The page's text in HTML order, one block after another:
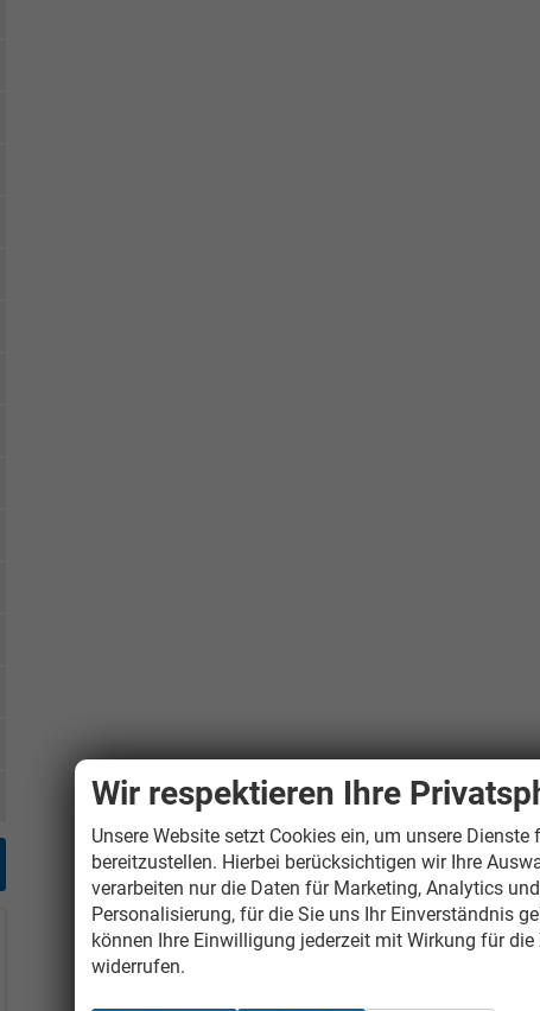
Wir respektieren Ihre
Unsere Website setzt Cookies ein, um unsere Dienste
bereitzustellen. Hierbei berücksichtigen wir Ihre
verarbeiten nur die Daten für Marketing, Analytics und
Personalisierung, für die Sie uns Ihr Einverständnis
können Ihre Einwilligung jederzeit mit Wirkung für
widerrufen.